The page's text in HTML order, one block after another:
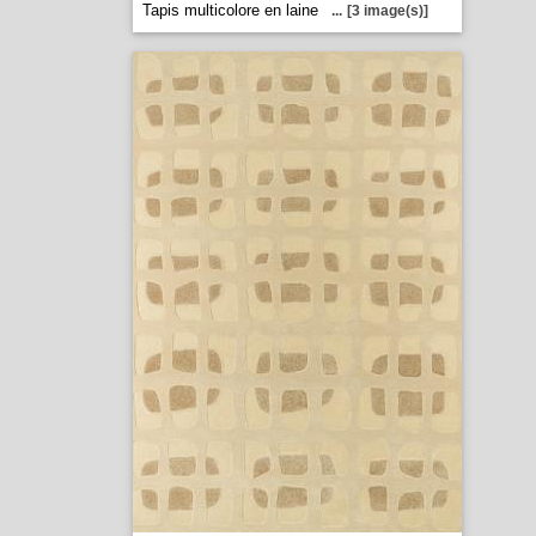
Tapis multicolore en laine ... [3 image(s)]